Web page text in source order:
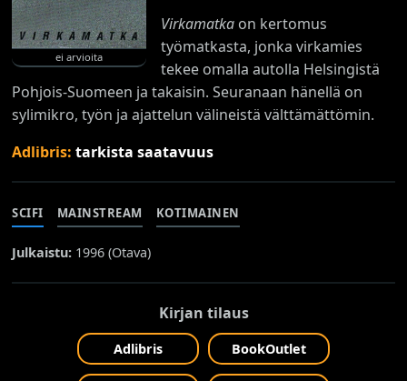
ei arvioita
Virkamatkaon kertomus
työmatkasta, jonka virkamies
tekee omalla autolla Helsingistä
Pohjois-Suomeen ja takaisin. Seuranaan hänellä on
sylimikro, työn ja ajattelun välineistä välttämättömin.
Adlibris:tarkista saatavuus
SCIFI MAINSTREAM KOTIMAINEN
Julkaistu: 1996 (Otava)
Kirjan tilaus
Adlibris BookOutlet